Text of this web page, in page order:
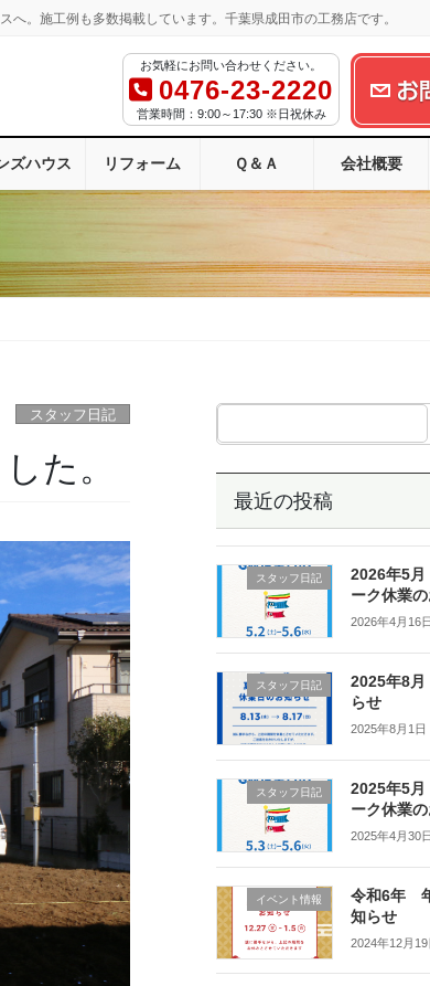
。施工例も多数掲載しています。千葉県成田市の工務店です。
お気軽にお問い合わせください。
0476-23-2220
営業時間：9:00～17:30 ※日祝休み
ズハウス リフォーム Ｑ＆Ａ 会社概要
スタッフ日記
た。
最近の投稿
スタッフ日記
2026年5
ーク休業
2026年4月16日
スタッフ日記
2025年8
らせ
2025年8月1日
スタッフ日記
2025年5
ーク休業
2025年4月30日
イベント情報
令和6年
知らせ
2024年12月19